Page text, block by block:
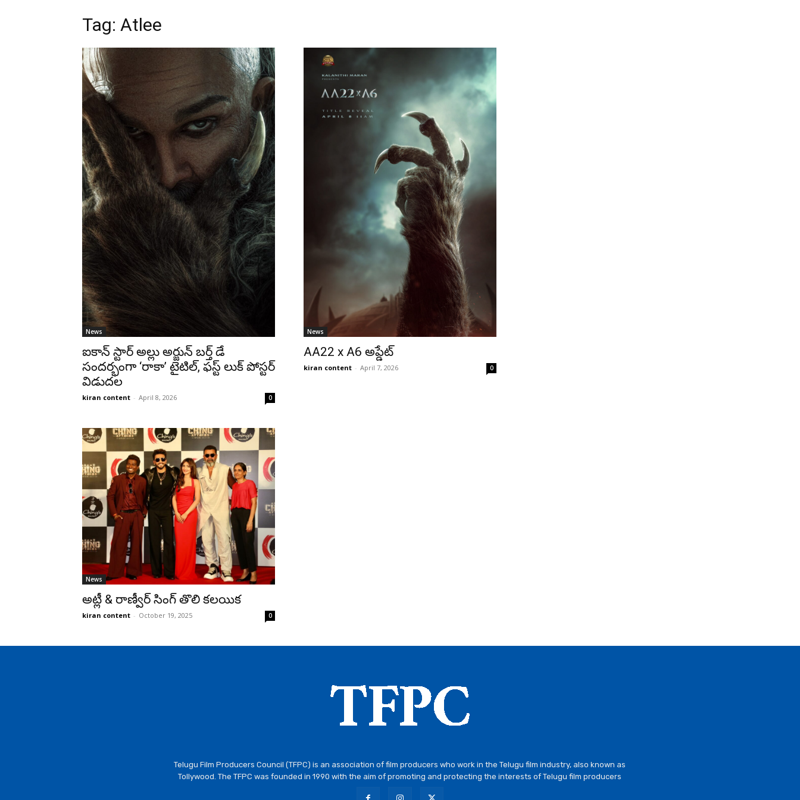
Tag: Atlee
News
ఐకాన్ స్టార్ అల్లు అర్జున్ బర్త్ డే
సందర్భంగా ‘రాకా’ టైటిల్, ఫస్ట్ లుక్ పోస్టర్
విడుదల
kiran content - April 8, 2026 0
News
AA22 x A6 అప్డేట్
kiran content - April 7, 2026 0
News
అట్లీ & రాణ్వీర్ సింగ్ తొలి కలయిక
kiran content - October 19, 2025 0
Telugu Film Producers Council (TFPC) is an association of film producers who work in the Telugu film industry, also known as
Tollywood. The TFPC was founded in 1990 with the aim of promoting and protecting the interests of Telugu film producers